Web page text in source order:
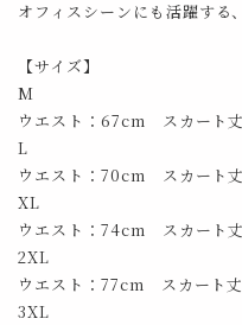
オフィスシーンにも活躍する
【サイズ】
M
ウエスト：67cm スカート
L
ウエスト：70cm スカート
XL
ウエスト：74cm スカート
2XL
ウエスト：77cm スカート
3XL